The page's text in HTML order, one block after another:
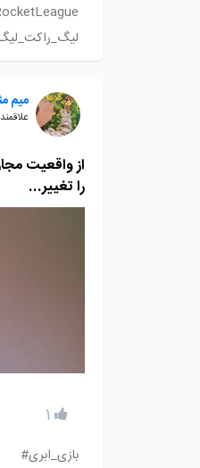
میم
از واقعیت
را تغییر...
1
بازی_ابری#